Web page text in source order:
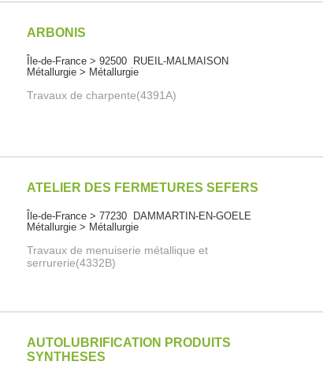
ARBONIS
Île-de-France > 92500 RUEIL-MALMAISON
Métallurgie > Métallurgie
Travaux de charpente(4391A)
ATELIER DES FERMETURES SEFERS
Île-de-France > 77230 DAMMARTIN-EN-GOELE
Métallurgie > Métallurgie
Travaux de menuiserie métallique et
serrurerie(4332B)
AUTOLUBRIFICATION PRODUITS
SYNTHESES